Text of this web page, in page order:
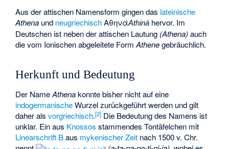
Aus der attischen Namensform gingen das lateinische
Athena und neugriechisch ΑθηνάAthiná hervor. Im
Deutschen ist neben der attischen Lautung (Athena)auch
die vom Ionischen abgeleitete FormAthenegebräuchlich.
Herkunft und Bedeutung
Der NameAthenakonnte bisher nicht auf eine
indogermanischeWurzel zurückgeführt werden und gilt
daher alsvorgriechisch.[2] Die Bedeutung des Namens ist
unklar. Ein aus Knossos stammendes Tontäfelchen mit
Linearschrift Baus mykenischer Zeit nach 1500 v. Chr.